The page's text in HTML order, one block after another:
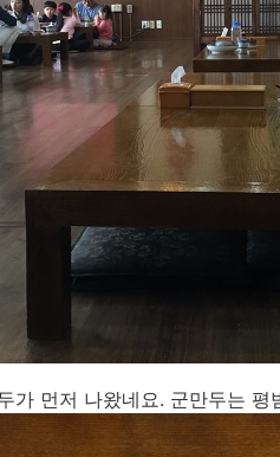
가 먼저 나왔네요. 군만두는 평